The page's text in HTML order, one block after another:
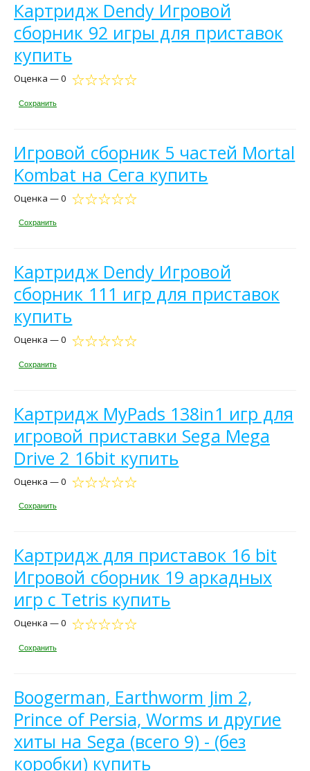
Картридж Dendy Игровой
сборник 92 игры для приставок
купить
Оценка — 0
Сохранить
Игровой сборник 5 частей Mortal
Kombat на Сега купить
Оценка — 0
Сохранить
Картридж Dendy Игровой
сборник 111 игр для приставок
купить
Оценка — 0
Сохранить
Картридж MyPads 138in1 игр для
игровой приставки Sega Mega
Drive 2 16bit купить
Оценка — 0
Сохранить
Картридж для приставок 16 bit
Игровой сборник 19 аркадных
игр с Tetris купить
Оценка — 0
Сохранить
Boogerman, Earthworm Jim 2,
Prince of Persia, Worms и другие
хиты на Sega (всего 9) - (без
коробки) купить